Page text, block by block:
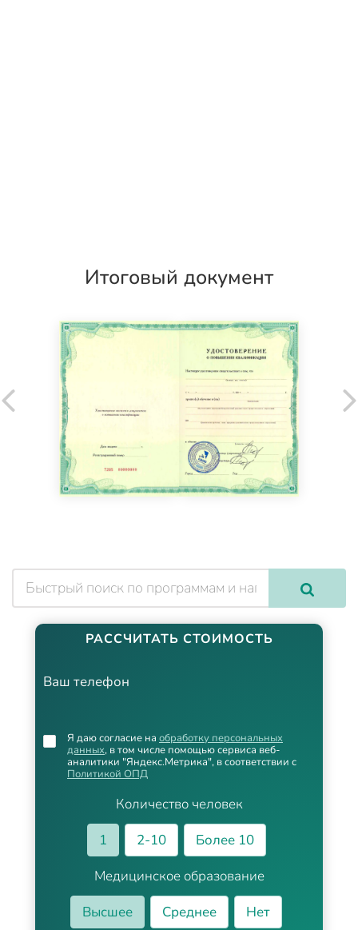
Итоговый документ
РАССЧИТАТЬ СТОИМОСТЬ
Ваш телефон
Количество человек
1
2-10
Более 10
Медицинское образование
Высшее
Среднее Нет
Я даю согласие на обработку персональных
данных, в том числе помощью сервиса веб-
аналитики "Яндекс.Метрика", в соответствии с
Политикой ОПД